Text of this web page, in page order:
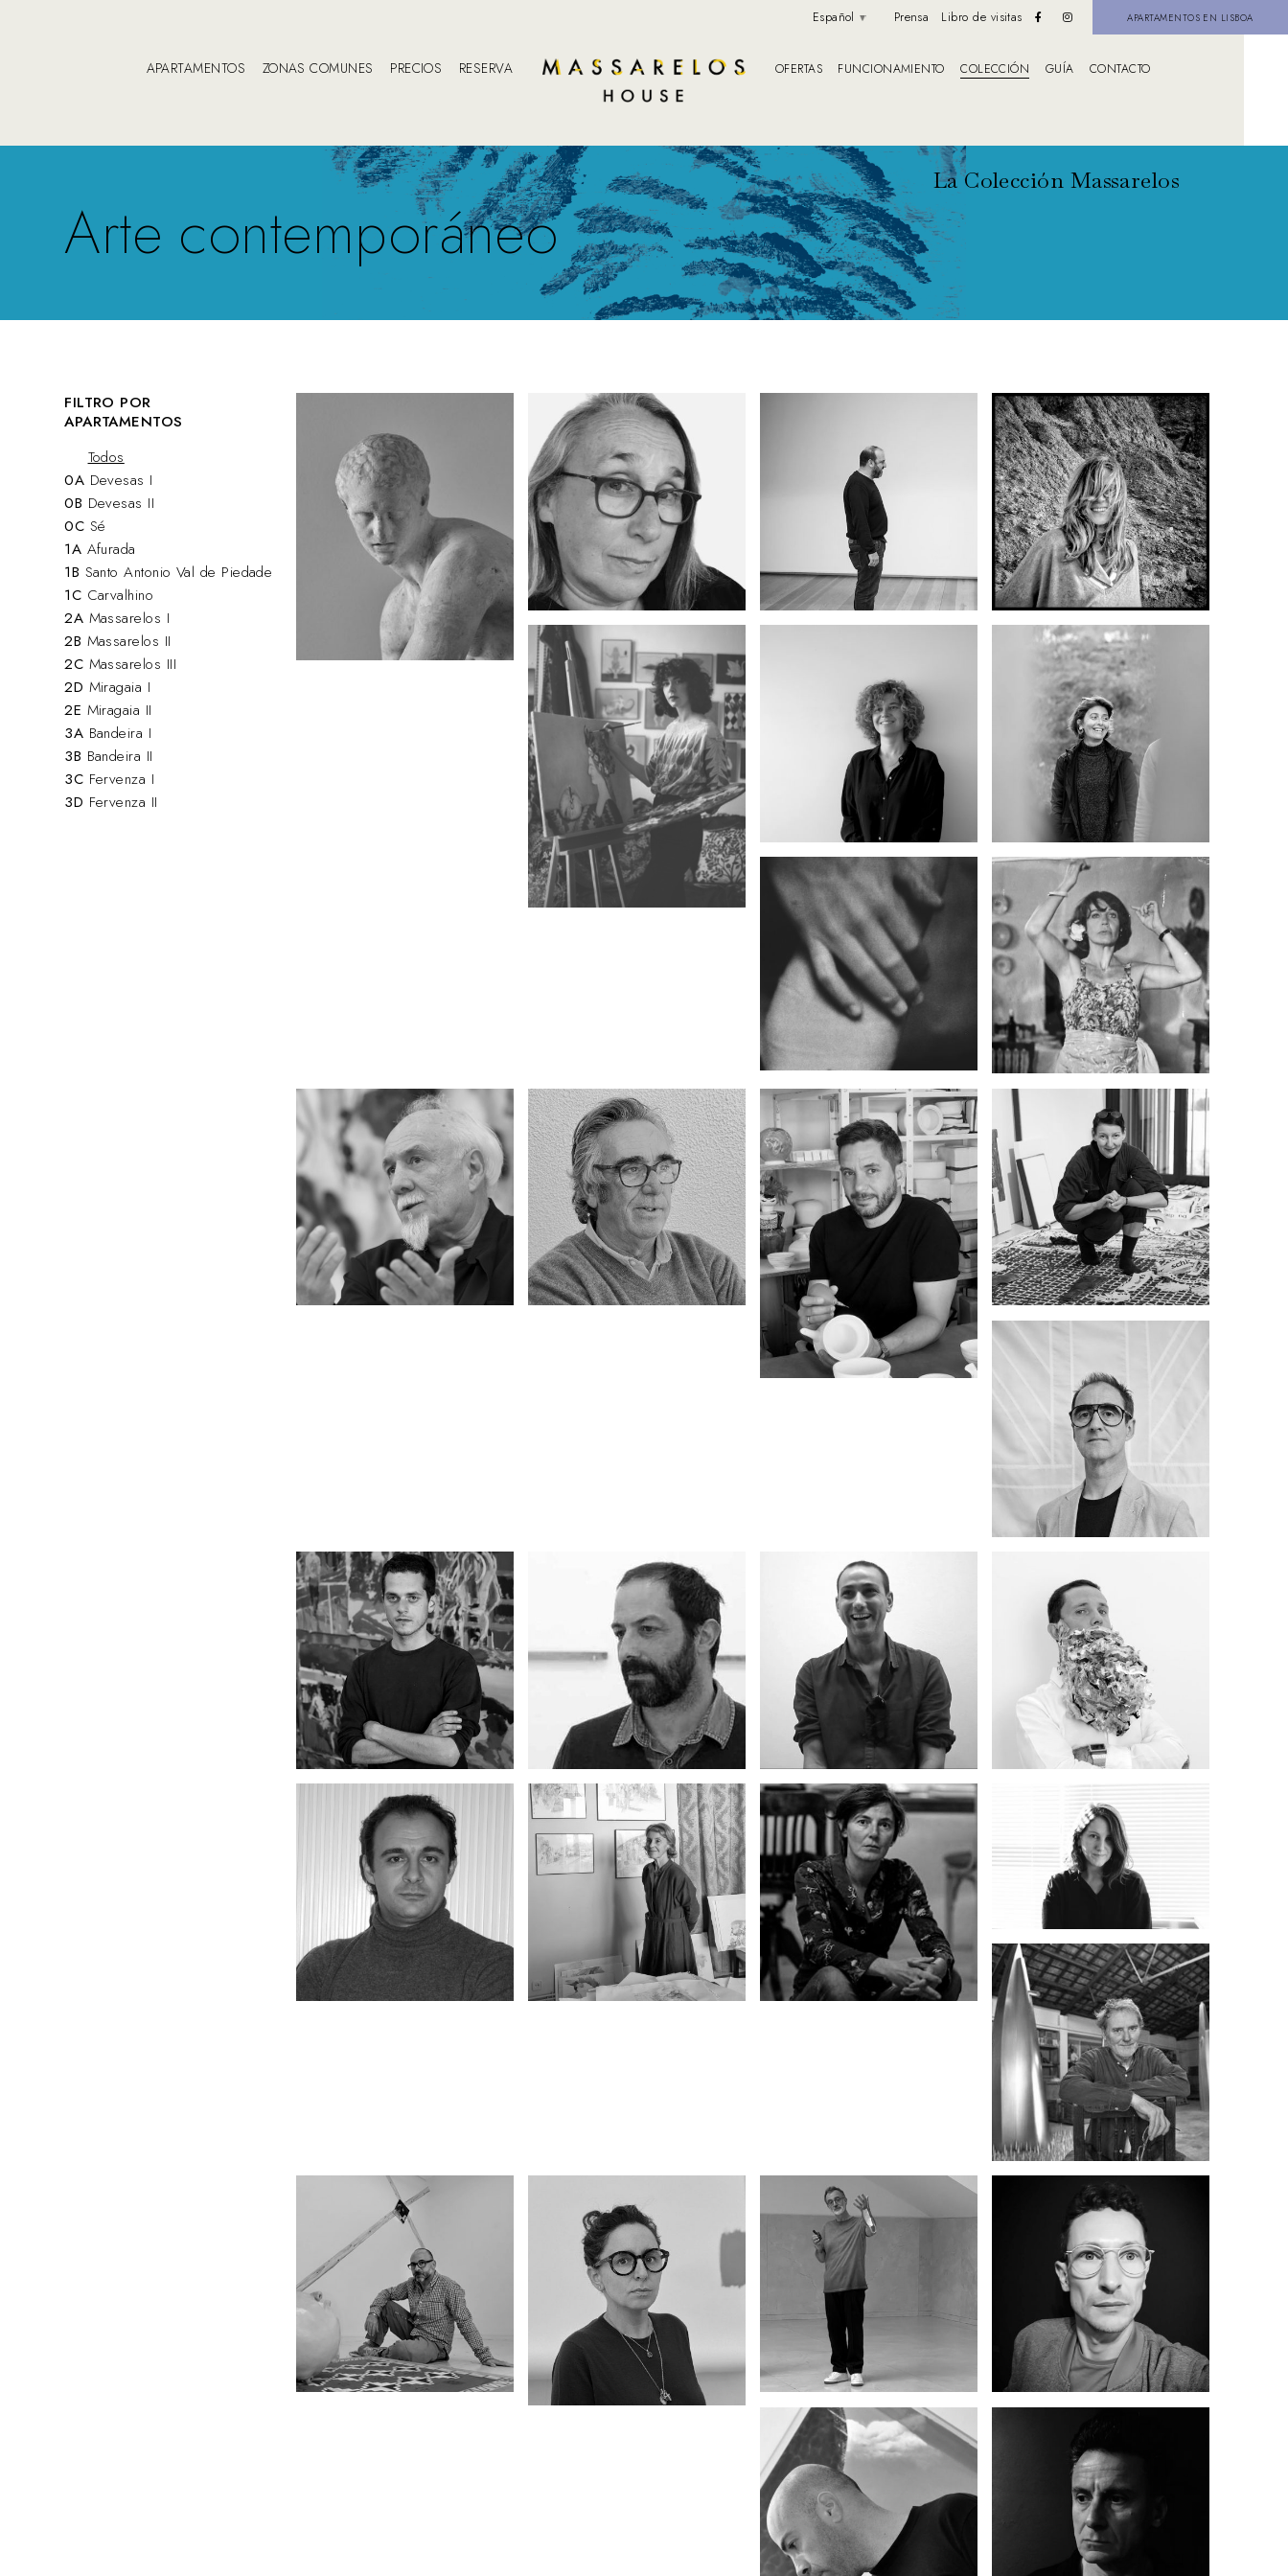
Español Prensa Libro de visitas APARTAMENTOS EN LISBOA
APARTAMENTOS ZONAS COMUNES PRECIOS RESERVA OFERTAS FUNCIONAMIENTO COLECCIÓN GUÍA CONTACTO
Arte contemporáneo
La Colección Massarelos
FILTRO POR
APARTAMENTOS
Todos
0A Devesas I
0B Devesas II
0C Sé
1A Afurada
1B Santo Antonio Val de Piedade
1C Carvalhino
2A Massarelos I
2B Massarelos II
2C Massarelos III
2D Miragaia I
2E Miragaia II
3A Bandeira I
3B Bandeira II
3C Fervenza I
3D Fervenza II